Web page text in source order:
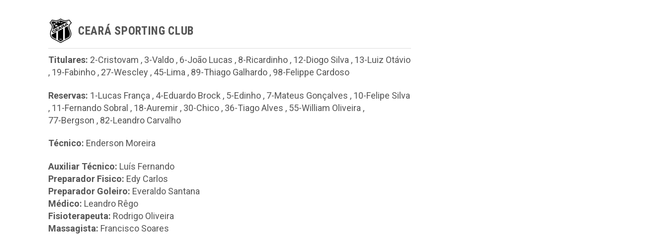
CEARÁ SPORTING CLUB
Titulares: 2-Cristovam , 3-Valdo , 6-João Lucas , 8-Ricardinho , 12-Diogo Silva , 13-Luiz Otávio
, 19-Fabinho , 27-Wescley , 45-Lima , 89-Thiago Galhardo , 98-Felippe Cardoso
Reservas: 1-Lucas França , 4-Eduardo Brock , 5-Edinho , 7-Mateus Gonçalves , 10-Felipe Silva
, 11-Fernando Sobral , 18-Auremir , 30-Chico , 36-Tiago Alves , 55-William Oliveira ,
77-Bergson , 82-Leandro Carvalho
Técnico: Enderson Moreira
Auxiliar Técnico: Luís Fernando
Preparador Fisico: Edy Carlos
Preparador Goleiro: Everaldo Santana
Médico: Leandro Rêgo
Fisioterapeuta: Rodrigo Oliveira
Massagista: Francisco Soares